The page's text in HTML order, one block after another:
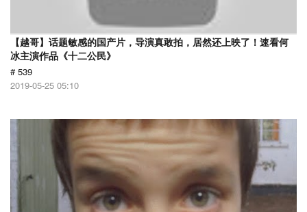
【越哥】话题敏感的国产片，导演真敢拍，居然还上映了！速看何
冰主演作品《十二公民》
# 539
2019-05-25 05:10